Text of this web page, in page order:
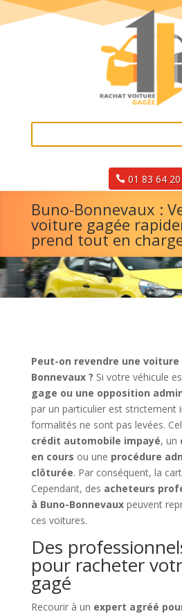
01 83 64
Buno-Bonnevaux :
voiture gagée
prend tout en
Peut-on revendre une voiture
Bonnevaux ? Si votre véhicule
gage ou une opposition
par un particulier est strictement
formalités ne sont pas levées.
crédit automobile impayé, un
en cours ou une procédure
clôturée. Par conséquent, la
Cependant, des acheteurs
à Buno-Bonnevauxpeuvent
ces voitures.
Des
pour racheter
gagé
Recourir à un expert agréé